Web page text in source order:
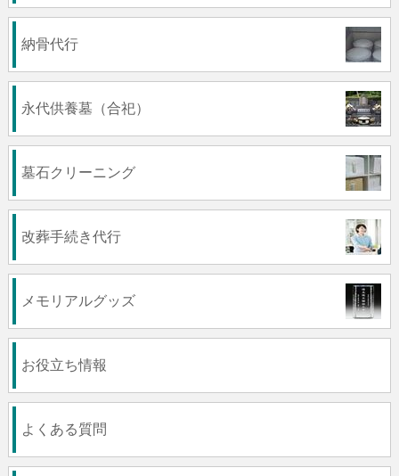
納骨代行
永代供養墓（合祀）
墓石クリーニング
改葬手続き代行
メモリアルグッズ
お役立ち情報
よくある質問